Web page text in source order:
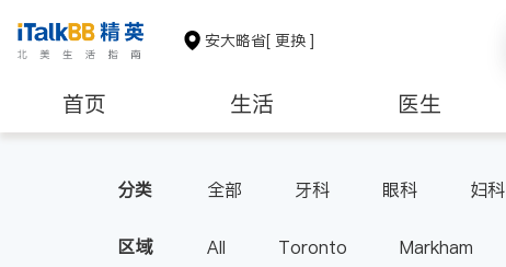
安大略省[ 更换 ]
首页 生活 医生
分类 全部 牙科 眼科 妇科
区域 All Toronto Markham